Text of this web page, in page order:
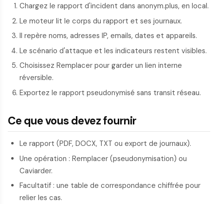
Chargez le rapport d'incident dans anonym.plus, en local.
Le moteur lit le corps du rapport et ses journaux.
Il repère noms, adresses IP, emails, dates et appareils.
Le scénario d'attaque et les indicateurs restent visibles.
Choisissez Remplacer pour garder un lien interne
réversible.
Exportez le rapport pseudonymisé sans transit réseau.
Ce que vous devez fournir
Le rapport (PDF, DOCX, TXT ou export de journaux).
Une opération : Remplacer (pseudonymisation) ou
Caviarder.
Facultatif : une table de correspondance chiffrée pour
relier les cas.